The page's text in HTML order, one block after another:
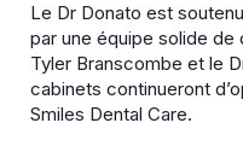
Le Dr Donato est
par une équipe solide
Tyler Branscombe et le
cabinets continueront
Smiles Dental Care.